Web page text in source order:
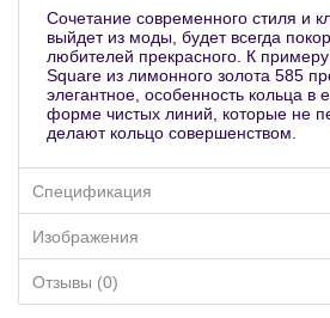
Сочетание современного стиля и
выйдет из моды, будет всегда
любителей прекрасного. К
Square из лимонного золота 585
элегантное, особенность кольца в
форме чистых линий, которые не
делают кольцо совершенством.
Спецификация
Изображения
Отзывы (0)